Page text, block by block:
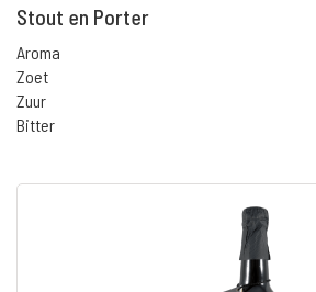
Stout en Porter
Aroma
Zoet
Zuur
Bitter